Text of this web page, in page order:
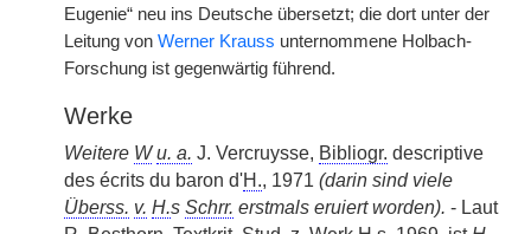
Eugenie“ neu ins Deutsche übersetzt; die dort unter der
Leitung von Werner Krauss unternommene Holbach-
Forschung ist gegenwärtig führend.
Werke
Weitere W u. a. J. Vercruysse, Bibliogr. descriptive
des écrits du baron d'H., 1971 (darin sind viele
Überss. v. H.s Schrr. erstmals eruiert worden). - Laut